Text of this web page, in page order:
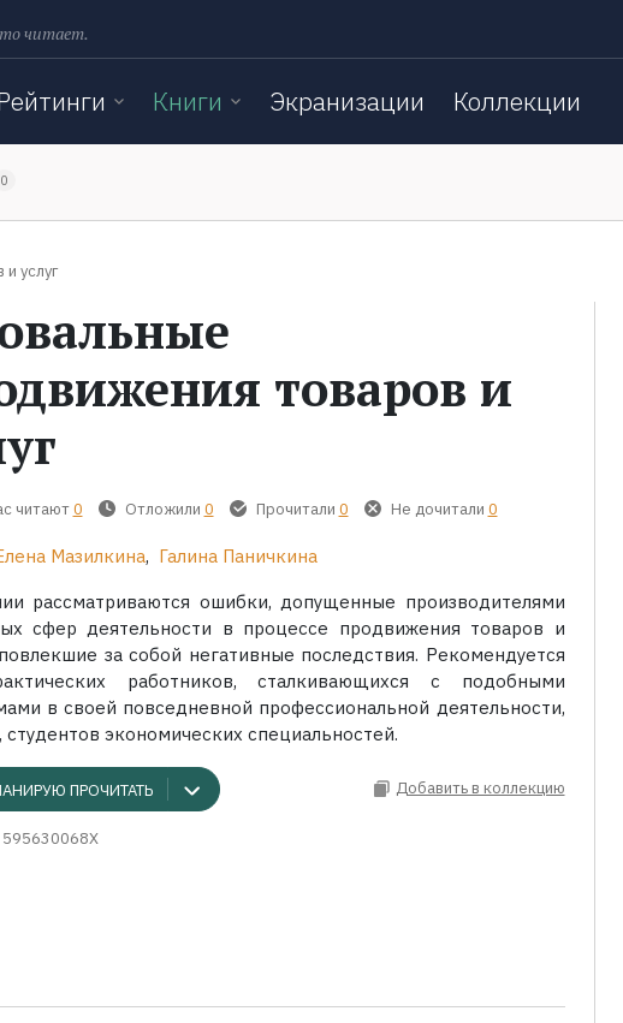
читает.
Книги Экранизации Коллекции
0
услуг
товаров и
читают 0 Отложили 0 Прочитали 0 Не дочитали 0
Мазилкина, Галина Паничкина
рассматриваются ошибки, допущенные производителями
сфер деятельности в процессе продвижения товаров и
за собой негативные последствия. Рекомендуется
работников, сталкивающихся с подобными
в своей повседневной профессиональной деятельности,
студентов экономических специальностей.
ПРОЧИТАТЬ Добавить в коллекцию
595630068X